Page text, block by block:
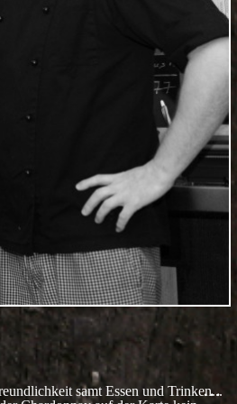
samt Essen und Trinken...
...